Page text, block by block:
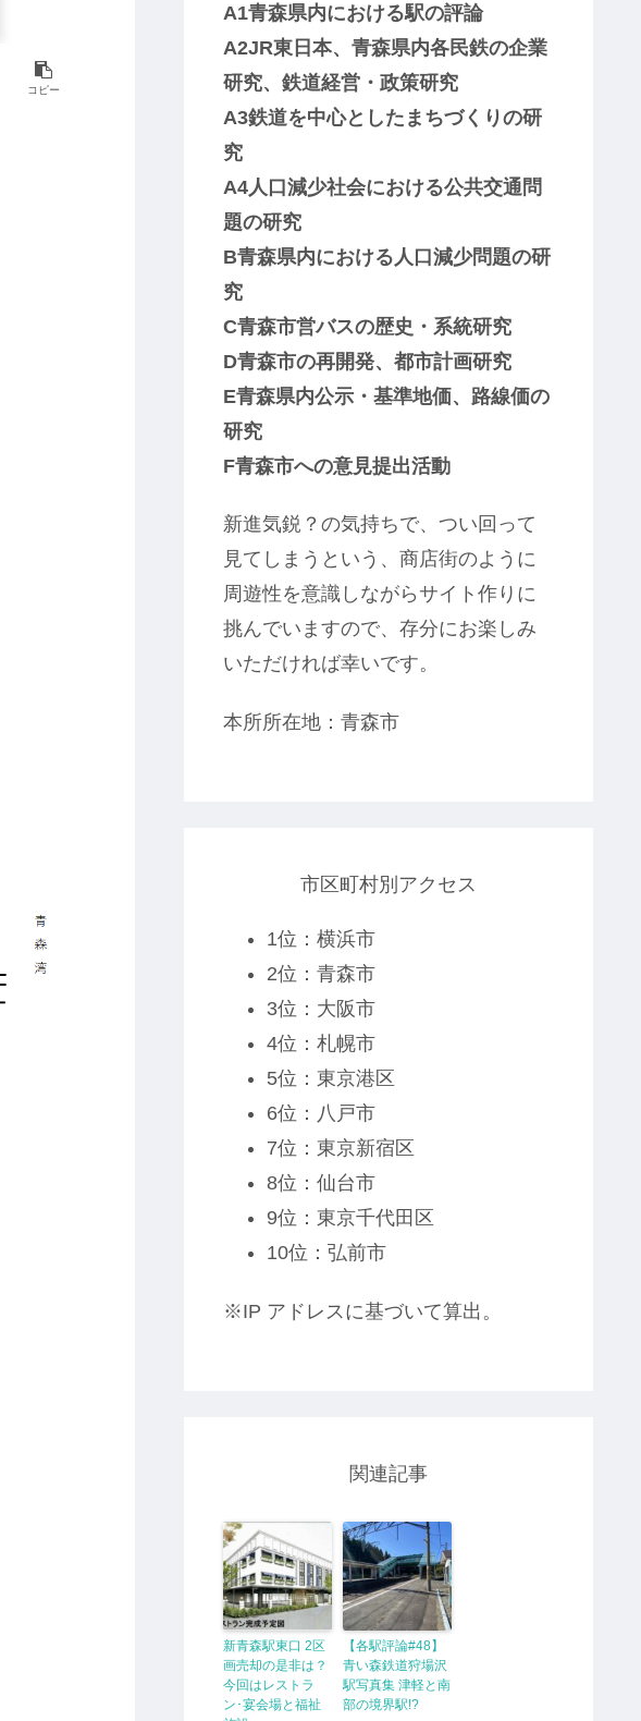
コピー
A1青森県内における駅の評論
A2JR東日本、青森県内各民鉄の企業
研究、鉄道経営・政策研究
A3鉄道を中心としたまちづくりの研
究
A4人口減少社会における公共交通問
題の研究
B青森県内における人口減少問題の研
究
C青森市営バスの歴史・系統研究
D青森市の再開発、都市計画研究
E青森県内公示・基準地価、路線価の
研究
F青森市への意見提出活動
新進気鋭？の気持ちで、つい回って
見てしまうという、商店街のように
周遊性を意識しながらサイト作りに
挑んでいますので、存分にお楽しみ
いただければ幸いです。
本所所在地：青森市
市区町村別アクセス
1位：横浜市
2位：青森市
3位：大阪市
4位：札幌市
5位：東京港区
6位：八戸市
7位：東京新宿区
8位：仙台市
9位：東京千代田区
10位：弘前市
※IP アドレスに基づいて算出。
関連記事
新青森駅東口 2区
画売却の是非は？
今回はレストラ
ン･宴会場と福祉
【各駅評論#48】
青い森鉄道狩場沢
駅写真集 津軽と南
部の境界駅!?